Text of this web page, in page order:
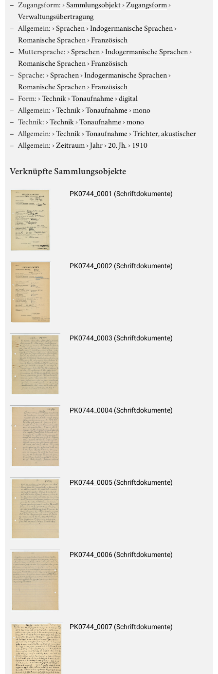
Zugangsform:›Sammlungsobjekt›Zugangsform›
Verwaltungsübertragung
Allgemein:›Sprachen›Indogermanische Sprachen›
Romanische Sprachen›Französisch
Muttersprache:›Sprachen›Indogermanische Sprachen›
Romanische Sprachen›Französisch
Sprache:›Sprachen›Indogermanische Sprachen›
Romanische Sprachen›Französisch
Form:›Technik›Tonaufnahme›digital
Allgemein:›Technik›Tonaufnahme›mono
Technik:›Technik›Tonaufnahme›mono
Allgemein:›Technik›Tonaufnahme›Trichter, akustischer
Allgemein:›Zeitraum›Jahr›20. Jh.› 1910
Verknüpfte Sammlungsobjekte
PK0744_0001 (Schriftdokumente)
PK0744_0002 (Schriftdokumente)
PK0744_0003 (Schriftdokumente)
PK0744_0004 (Schriftdokumente)
PK0744_0005 (Schriftdokumente)
PK0744_0006 (Schriftdokumente)
PK0744_0007 (Schriftdokumente)